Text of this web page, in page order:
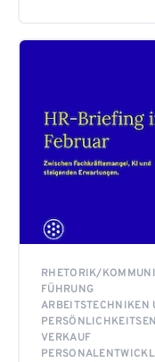
RHETORIK/
FÜHRUNG
ARBEITSTECHNIKEN
VERKAUF